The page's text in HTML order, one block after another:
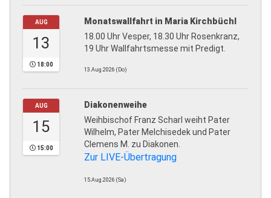
AUG
13
18:00
Monatswallfahrt in Maria Kirchbüchl
18.00 Uhr Vesper, 18.30 Uhr Rosenkranz,
19 Uhr Wallfahrtsmesse mit Predigt.
13.Aug.2026 (Do)
AUG
15
15:00
Diakonenweihe
Weihbischof Franz Scharl weiht Pater
Wilhelm, Pater Melchisedek und Pater
Clemens M. zu Diakonen.
Zur LIVE-Übertragung
15.Aug.2026 (Sa)